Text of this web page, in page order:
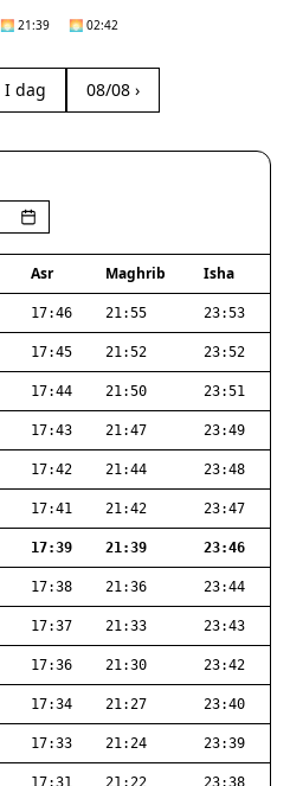
🌅 21:39 🌅 02:42
I dag 08/08 ›
Asr Maghrib
Isha
17:46 21:55 23:53
17:45 21:52 23:52
17:44 21:50 23:51
17:43 21:47 23:49
17:42 21:44 23:48
17:41 21:42 23:47
17:39 21:39 23:46
17:38 21:36 23:44
17:37 21:33 23:43
17:36 21:30 23:42
17:34 21:27 23:40
17:33 21:24 23:39
17:31 21:22 23:38